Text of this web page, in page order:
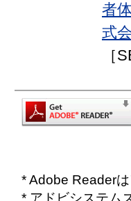
者
式
［
* Adobe Reader
* アドビシステム